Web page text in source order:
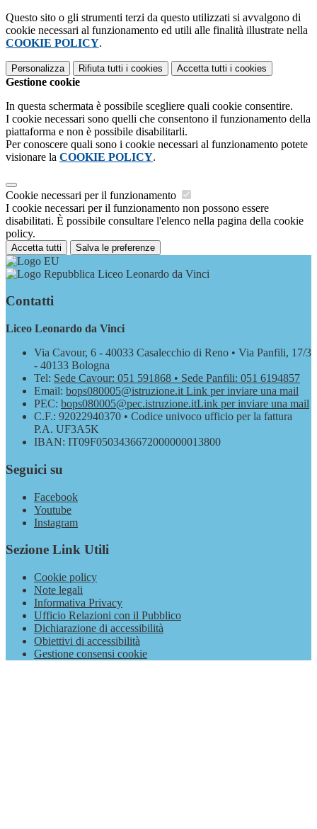
Questo sito o gli strumenti terzi da questo utilizzati si avvalgono di
cookie necessari al funzionamento ed utili alle finalità illustrate nella
COOKIE POLICY.
Personalizza Rifiuta tutti i cookies Accetta tutti i cookies
Gestione cookie
In questa schermata è possibile scegliere quali cookie consentire.
I cookie necessari sono quelli che consentono il funzionamento della
piattaforma e non è possibile disabilitarli.
Per conoscere quali sono i cookie necessari al funzionamento potete
visionare la COOKIE POLICY.
Cookie necessari per il funzionamento
I cookie necessari per il funzionamento non possono essere
disabilitati. È possibile consultare l'elenco nella pagina della cookie
policy.
Accetta tutti Salva le preferenze
Liceo Leonardo da Vinci
Contatti
Liceo Leonardo da Vinci
Via Cavour, 6 - 40033 Casalecchio di Reno • Via Panfili, 17/3
- 40133 Bologna
Tel: Sede Cavour: 051 591868 • Sede Panfili: 051 6194857
Email: bops080005@istruzione.it Link per inviare una mail
PEC: bops080005@pec.istruzione.itLink per inviare una mail
C.F.: 92022940370 • Codice univoco ufficio per la fattura
P.A. UF3A5K
IBAN: IT09F0503436672000000013800
Seguici su
Facebook
Youtube
Instagram
Sezione Link Utili
Cookie policy
Note legali
Informativa Privacy
Ufficio Relazioni con il Pubblico
Dichiarazione di accessibilità
Obiettivi di accessibilità
Gestione consensi cookie